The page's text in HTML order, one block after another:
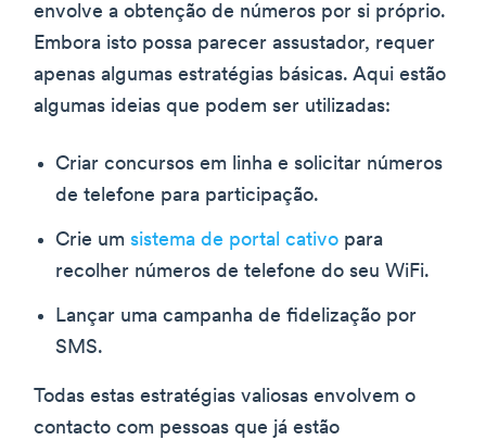
envolve a obtenção de números por si próprio.
Embora isto possa parecer assustador, requer
apenas algumas estratégias básicas. Aqui estão
algumas ideias que podem ser utilizadas:
Criar concursos em linha e solicitar números
de telefone para participação.
Crie um sistema de portal cativo para
recolher números de telefone do seu WiFi.
Lançar uma campanha de fidelização por
SMS.
Todas estas estratégias valiosas envolvem o
contacto com pessoas que já estão